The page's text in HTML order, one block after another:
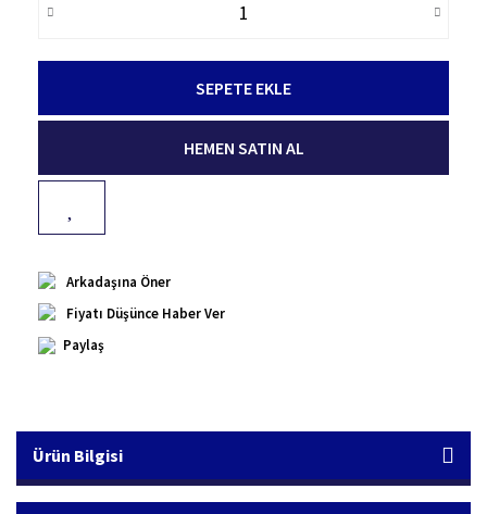
SEPETE EKLE
HEMEN SATIN AL
Arkadaşına Öner
Fiyatı Düşünce Haber Ver
Paylaş
Ürün Bilgisi